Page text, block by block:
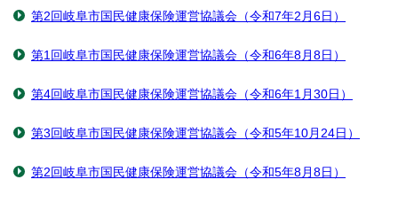
第2回岐阜市国民健康保険運営協議会（令和7年2月6日）
第1回岐阜市国民健康保険運営協議会（令和6年8月8日）
第4回岐阜市国民健康保険運営協議会（令和6年1月30日）
第3回岐阜市国民健康保険運営協議会（令和5年10月24日）
第2回岐阜市国民健康保険運営協議会（令和5年8月8日）